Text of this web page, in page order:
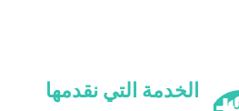
الخدمة التي نقدمها